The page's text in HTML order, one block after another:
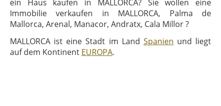
ein Haus kaufen in MALLORCA? Sie wollen eine
Immobilie verkaufen in MALLORCA, Palma de
Mallorca, Arenal, Manacor, Andratx, Cala Millor ?
MALLORCA ist eine Stadt im Land Spanien und liegt
auf dem Kontinent EUROPA.